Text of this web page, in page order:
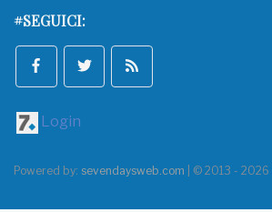
#SEGUICI:
Login
Powered by: sevendaysweb.com | © 2013 - 2026